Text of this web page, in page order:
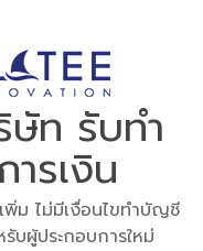
ษัท รับทำ
รเงิน
ม ไม่มีเงื่อนไขทำบัญชี
ผู้ประกอบการใหม่